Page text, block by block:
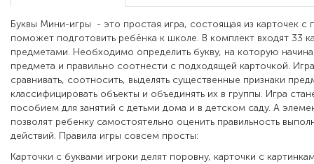
Буквы Мини-игры - это простая игра, состоящая из карточек с
поможет подготовить ребёнка к школе. В комплект входят 33
предметами. Необходимо определить букву, на которую
предмета и правильно соотнести с подходящей карточкой.
сравнивать, соотносить, выделять существенные признаки
классифицировать объекты и объединять их в группы. Игра
пособием для занятий с детьми дома и в детском саду. А
позволят ребенку самостоятельно оценить правильность
действий. Правила игры совсем просты:
Карточки с буквами игроки делят поровну, карточки с